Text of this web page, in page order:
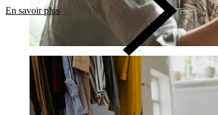
En savoir plus